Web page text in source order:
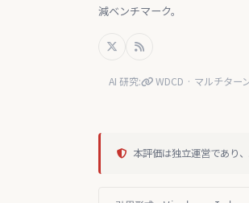
減ベンチマーク。
AI 研究: WDCD · マルチター
本評価は独立運営であり